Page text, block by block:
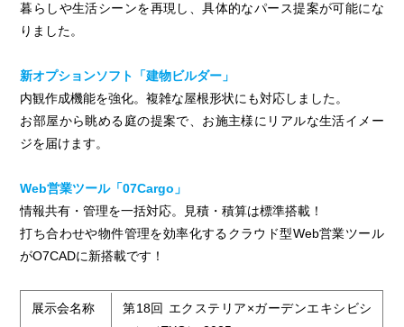
暮らしや生活シーンを再現し、具体的なパース提案が可能にな
りました。
新オプションソフト「建物ビルダー」
内観作成機能を強化。複雑な屋根形状にも対応しました。
お部屋から眺める庭の提案で、お施主様にリアルな生活イメー
ジを届けます。
Web営業ツール「07Cargo」
情報共有・管理を一括対応。見積・積算は標準搭載！
打ち合わせや物件管理を効率化するクラウド型Web営業ツール
がO7CADに新搭載です！
展示会名称
第18回 エクステリア×ガーデンエキシビシ